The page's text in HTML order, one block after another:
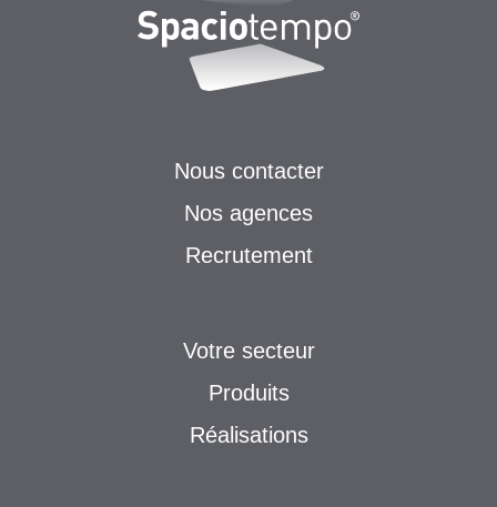
Nous contacter
Nos agences
Recrutement
Votre secteur
Produits
Réalisations